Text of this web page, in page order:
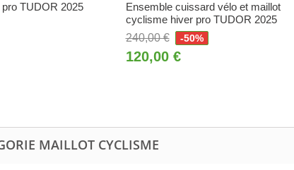
TUDOR 2025
Ensemble cuissard vélo et maillot
cyclisme hiver pro TUDOR 2025
240,00 €
-50%
120,00 €
MAILLOT CYCLISME